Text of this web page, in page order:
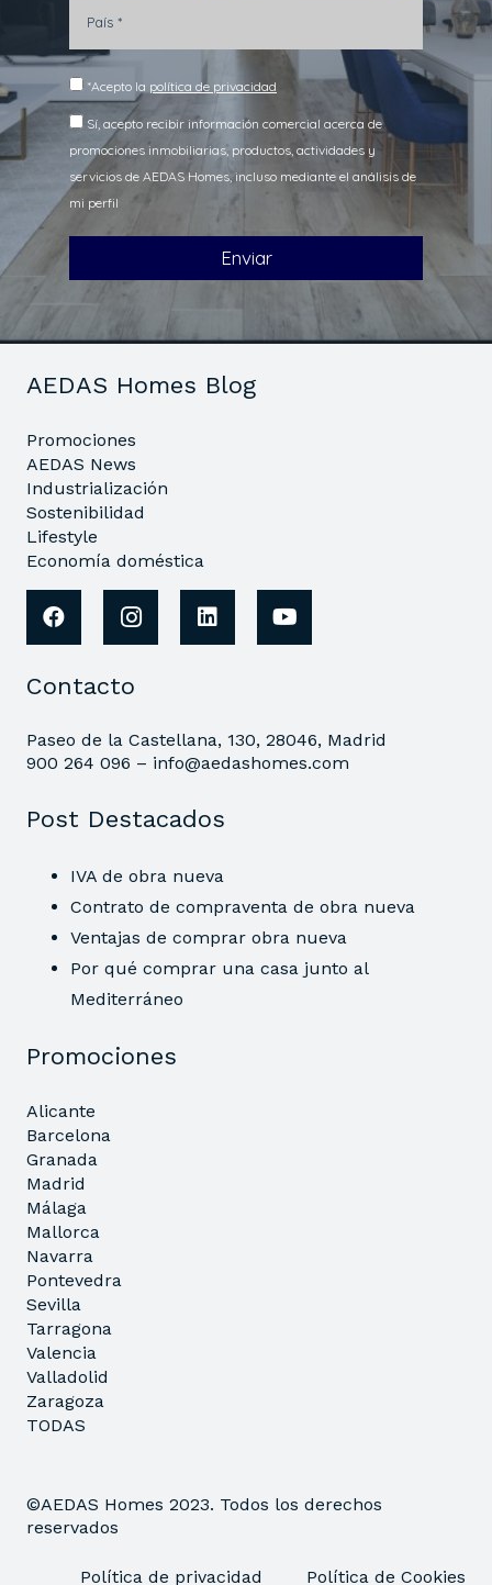
AEDAS Homes Blog
Promociones
AEDAS News
Industrialización
Sostenibilidad
Lifestyle
Economía doméstica
Contacto
Paseo de la Castellana, 130, 28046, Madrid
900 264 096 – info@aedashomes.com
Post Destacados
IVA de obra nueva
Contrato de compraventa de obra nueva
Ventajas de comprar obra nueva
Por qué comprar una casa junto al
Mediterráneo
Promociones
Alicante
Barcelona
Granada
Madrid
Málaga
Mallorca
Navarra
Pontevedra
Sevilla
Tarragona
Valencia
Valladolid
Zaragoza
TODAS
©AEDAS Homes 2023. Todos los derechos
reservados
Política de privacidad Política de Cookies